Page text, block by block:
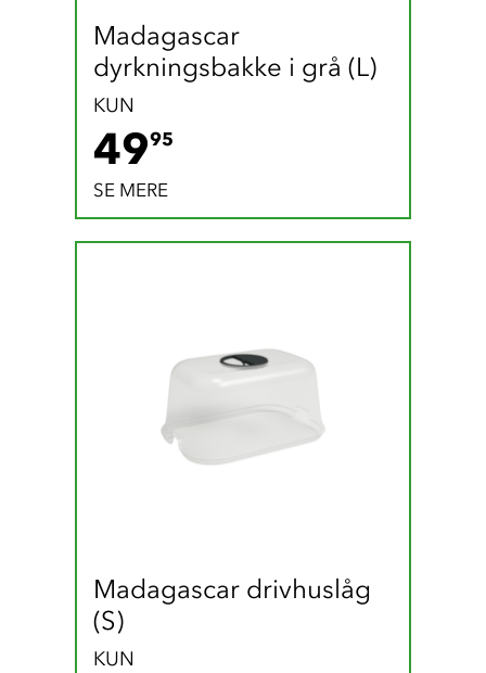
Madagascar
dyrkningsbakke i grå (L)
KUN
4995
SE MERE
Madagascar drivhuslåg
(S)
KUN